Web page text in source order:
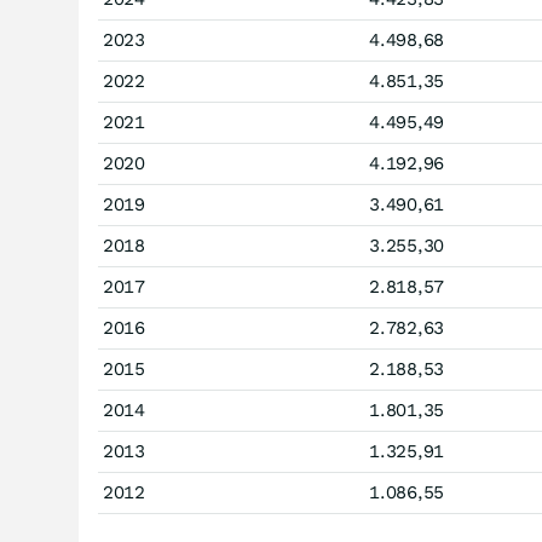
2023
4.498,68
2022
4.851,35
2021
4.495,49
2020
4.192,96
2019
3.490,61
2018
3.255,30
2017
2.818,57
2016
2.782,63
2015
2.188,53
2014
1.801,35
2013
1.325,91
2012
1.086,55